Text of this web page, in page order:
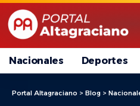
Nacionales Deportes
Portal Altagraciano > Blog >